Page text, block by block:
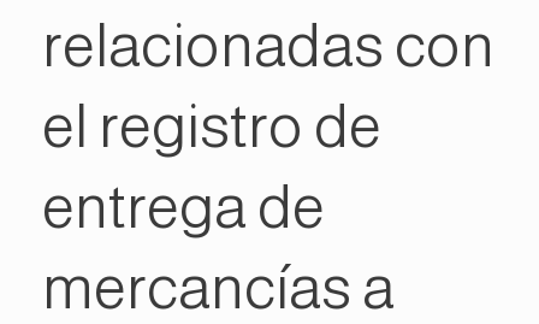
relacionadas con
el registro de
entrega de
mercancías a